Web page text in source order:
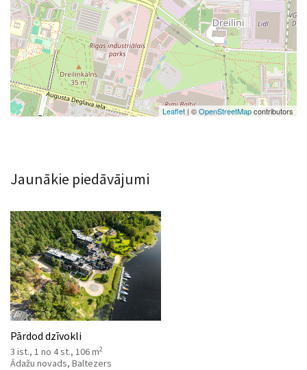
Leaflet | ©OpenStreetMapcontributors
Jaunākie piedāvājumi
Pārdod dzīvokli
3 ist., 1 no 4 st., 106 m2
Ādažu novads, Baltezers